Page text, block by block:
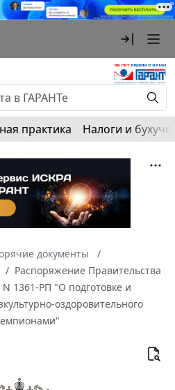
практика Налоги и
документы
Распоряжение Правительства
1361-РП "О подготовке и
оздоровительного